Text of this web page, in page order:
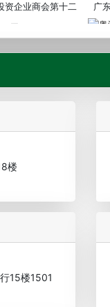
资企业商会第十二
届...
广
值品牌移民机构
楼
15楼1501